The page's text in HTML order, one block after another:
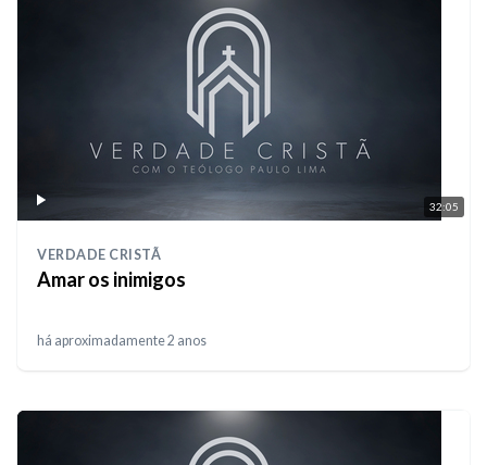
32:05
VERDADE CRISTÃ
Amar os inimigos
há aproximadamente 2 anos